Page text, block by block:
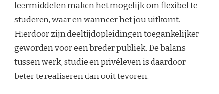
leermiddelen maken het mogelijk om flexibel te
studeren, waar en wanneer het jou uitkomt.
Hierdoor zijn deeltijdopleidingen toegankelijker
geworden voor een breder publiek. De balans
tussen werk, studie en privéleven is daardoor
beter te realiseren dan ooit tevoren.